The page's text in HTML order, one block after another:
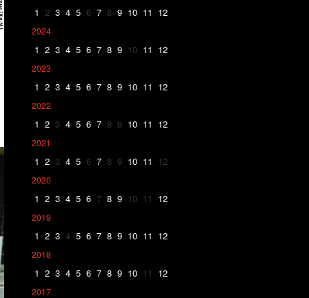
1 2 3 4 5 6 7 8 9 10 11 12
2024
1 2 3 4 5 6 7 8 9 10 11 12
2023
1 2 3 4 5 6 7 8 9 10 11 12
2022
1 2 3 4 5 6 7 8 9 10 11 12
2021
1 2 3 4 5 6 7 8 9 10 11 12
2020
1 2 3 4 5 6 7 8 9 10 11 12
2019
1 2 3 4 5 6 7 8 9 10 11 12
2018
1 2 3 4 5 6 7 8 9 10 11 12
2017